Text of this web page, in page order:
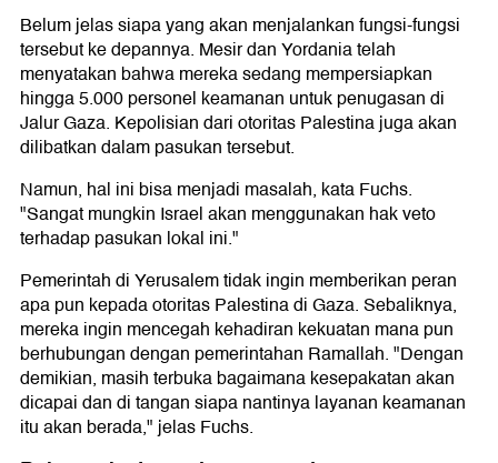
Belum jelas siapa yang akan menjalankan fungsi-fungsi
tersebut ke depannya. Mesir dan Yordania telah
menyatakan bahwa mereka sedang mempersiapkan
hingga 5.000 personel keamanan untuk penugasan di
Jalur Gaza. Kepolisian dari otoritas Palestina juga akan
dilibatkan dalam pasukan tersebut.
Namun, hal ini bisa menjadi masalah, kata Fuchs.
"Sangat mungkin Israel akan menggunakan hak veto
terhadap pasukan lokal ini."
Pemerintah di Yerusalem tidak ingin memberikan peran
apa pun kepada otoritas Palestina di Gaza. Sebaliknya,
mereka ingin mencegah kehadiran kekuatan mana pun
berhubungan dengan pemerintahan Ramallah. "Dengan
demikian, masih terbuka bagaimana kesepakatan akan
dicapai dan di tangan siapa nantinya layanan keamanan
itu akan berada," jelas Fuchs.